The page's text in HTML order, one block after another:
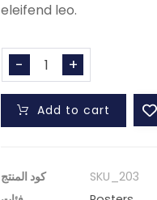
eleifend leo.
- +
Add to cart
كود المنتج
SKU_203